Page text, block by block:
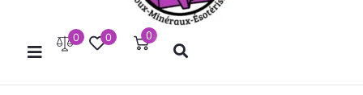
0 0 0